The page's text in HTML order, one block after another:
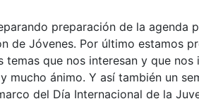
preparación de la agenda
de Jóvenes. Por último estamos
temas que nos interesan y que
mucho ánimo. Y así también un
del Día Internacional de la